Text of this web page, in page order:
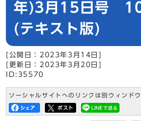
年)3月15日号
(テキスト版)
[公開日：2023年3月14日]
[更新日：2023年3月20日]
ID:35570
ソーシャルサイトへのリンクは別ウィンド